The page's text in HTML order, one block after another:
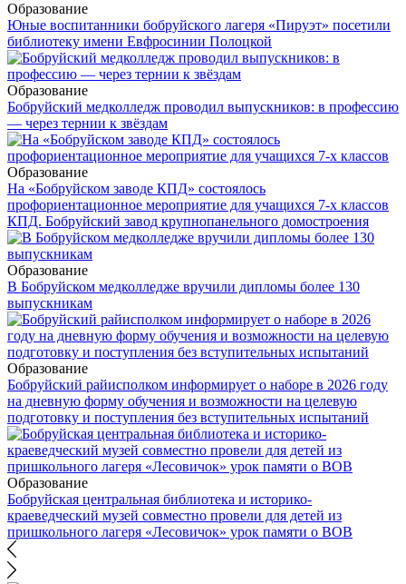
Образование
Юные воспитанники бобруйского лагеря «Пируэт» посетили
библиотеку имени Евфросинии Полоцкой
Образование
Бобруйский медколледж проводил выпускников: в профессию
— через тернии к звёздам
Образование
На «Бобруйском заводе КПД» состоялось
профориентационное мероприятие для учащихся 7-х классов
КПД. Бобруйский завод крупнопанельного домостроения
Образование
В Бобруйском медколледже вручили дипломы более 130
выпускникам
Образование
Бобруйский райисполком информирует о наборе в 2026 году
на дневную форму обучения и возможности на целевую
подготовку и поступления без вступительных испытаний
Образование
Бобруйская центральная библиотека и историко-
краеведческий музей совместно провели для детей из
пришкольного лагеря «Лесовичок» урок памяти о ВОВ